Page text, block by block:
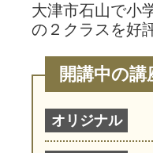
大津市石山で小
の２クラスを好
開講中の
オリジナル